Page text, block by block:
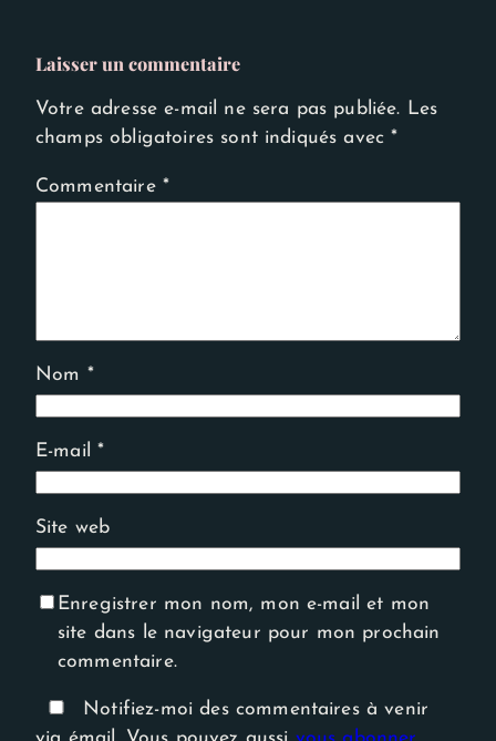
Laisser un commentaire
Votre adresse e-mail ne sera pas publiée. Les
champs obligatoires sont indiqués avec*
Commentaire *
Nom *
E-mail*
Site web
Enregistrer mon nom, mon e-mail et mon
site dans le navigateur pour mon prochain
commentaire.
Notifiez-moi des commentaires à venir